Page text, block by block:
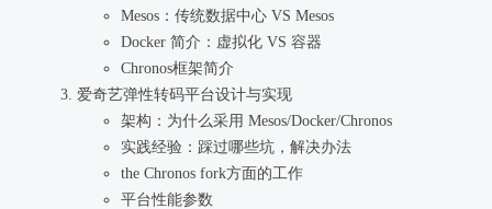
Mesos：传统数据中心 VS Mesos
Docker 简介：虚拟化 VS 容器
Chronos框架简介
爱奇艺弹性转码平台设计与实现
架构：为什么采用 Mesos/Docker/Chronos
实践经验：踩过哪些坑，解决办法
the Chronos fork方面的工作
平台性能参数